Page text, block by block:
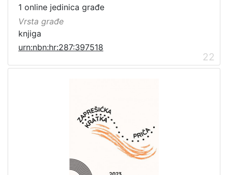
1 online jedinica građe
Vrsta građe
knjiga
urn:nbn:hr:287:397518
22